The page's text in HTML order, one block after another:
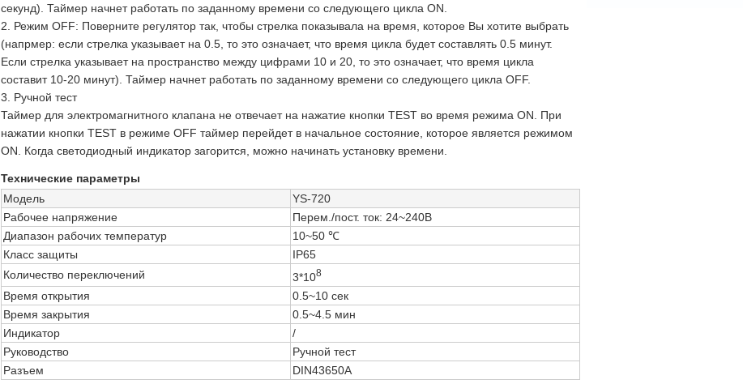
секунд). Таймер начнет работать по заданному времени со следующего цикла ON.
2. Режим OFF: Поверните регулятор так, чтобы стрелка показывала на время, которое Вы хотите выбрать
(напрмер: если стрелка указывает на 0.5, то это означает, что время цикла будет составлять 0.5 минут.
Если стрелка указывает на пространство между цифрами 10 и 20, то это означает, что время цикла
составит 10-20 минут). Таймер начнет работать по заданному времени со следующего цикла OFF.
3. Ручной тест
Таймер для электромагнитного клапана не отвечает на нажатие кнопки TEST во время режима ON. При
нажатии кнопки TEST в режиме OFF таймер перейдет в начальное состояние, которое является режимом
ON. Когда светодиодный индикатор загорится, можно начинать установку времени.
Технические параметры
Модель
YS-720
Рабочее напряжение
Перем./пост. ток: 24~240В
Диапазон рабочих температур
10~50 ℃
Класс защиты
IP65
Количество переключений
3*108
Время открытия
0.5~10 сек
Время закрытия
0.5~4.5 мин
Индикатор
/
Руководство
Ручной тест
Разъем
DIN43650A